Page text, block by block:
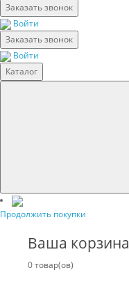
Заказать звонок
Войти
Заказать звонок
Войти
Каталог
Продолжить покупки
Ваша корзина
0 товар(ов)